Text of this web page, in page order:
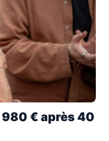
980 € après 40